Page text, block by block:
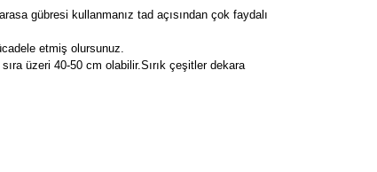
gübresi kullanmanız tad açısından çok faydalı
etmiş olursunuz.
üzeri 40-50 cm olabilir.Sırık çeşitler dekara